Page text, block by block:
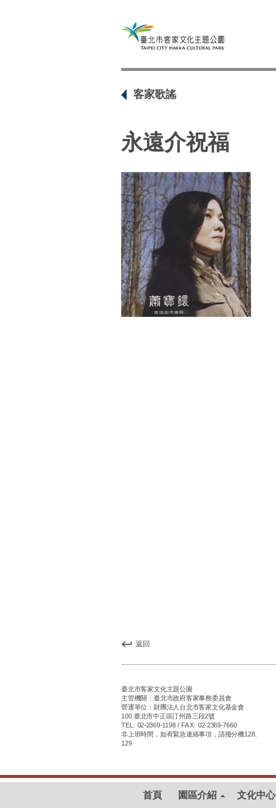
客家歌謠
永遠介祝福
返回
臺北市客家文化主題公園
主管機關：臺北市政府客家事務委員會
營運單位：財團法人台北市客家文化基金會
100 臺北市中正區汀州路三段2號
TEL: 02-2369-1198 / FAX: 02-2369-7660
非上班時間，如有緊急連絡事項，請撥分機128、
129
首頁 園區介紹 文化中心